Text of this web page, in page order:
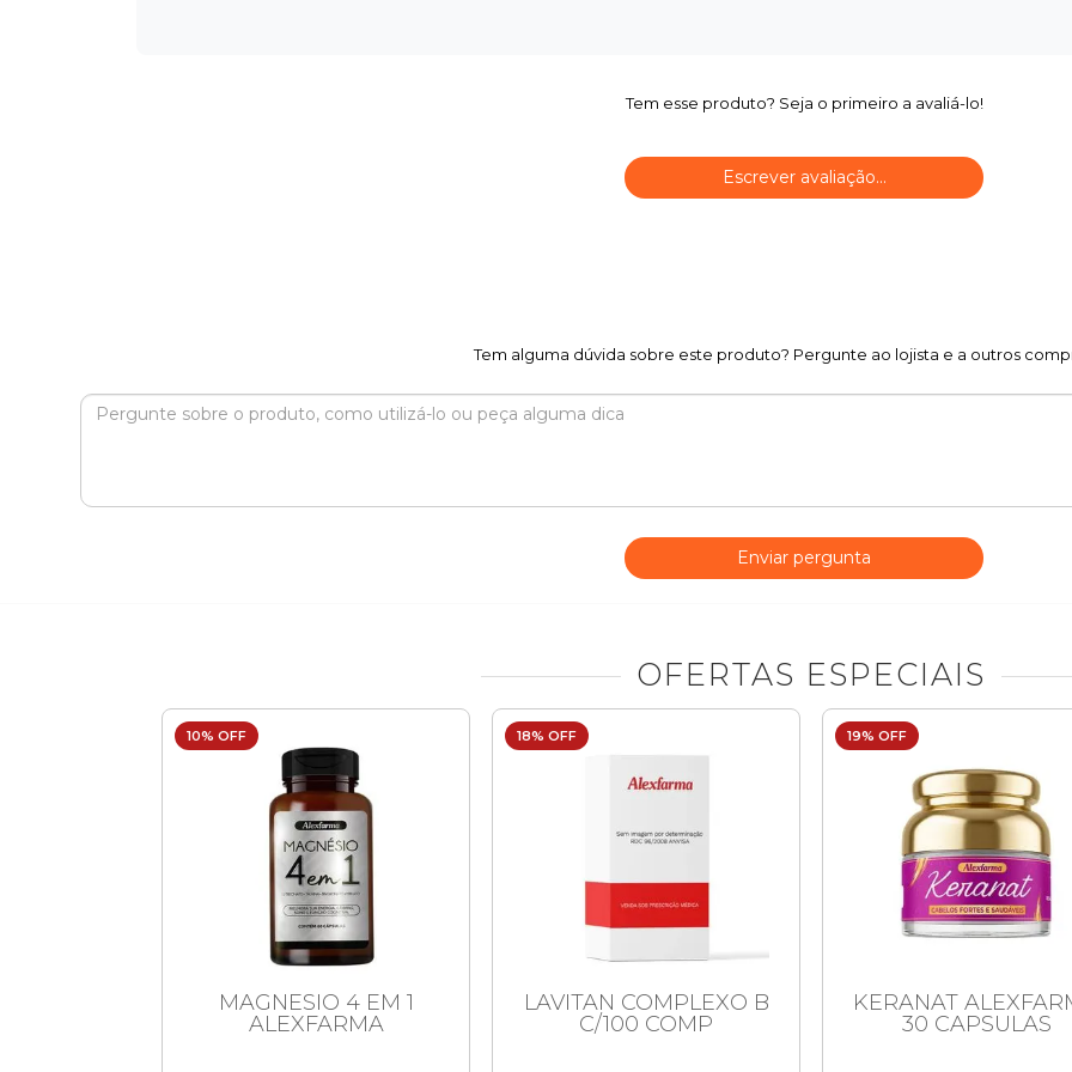
Tem esse produto? Seja o primeiro a avaliá-lo!
Escrever avaliação...
Tem alguma dúvida sobre este produto? Pergunte ao lojista e a outros
Enviar pergunta
OFERTAS ESPECIAIS
10% OFF
MAGNESIO 4 EM 1
ALEXFARMA
18% OFF
LAVITAN COMPLEXO B
C/100 COMP
19% OFF
KERANAT
30 CAPSULAS